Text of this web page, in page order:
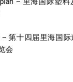
第十四届里海国际
会